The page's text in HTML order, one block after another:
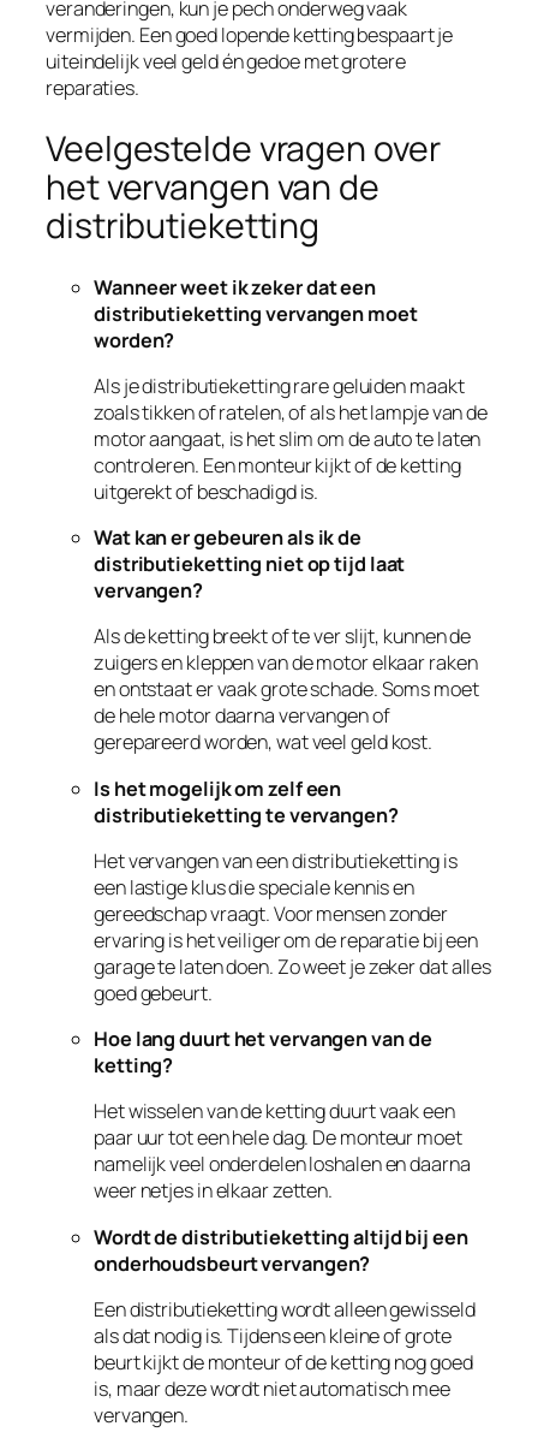
veranderingen, kun je pech onderweg vaak
vermijden. Een goed lopende ketting bespaart je
uiteindelijk veel geld én gedoe met grotere
reparaties.
Veelgestelde vragen over
het vervangen van de
distributieketting
Wanneer weet ik zeker dat een
distributieketting vervangen moet
worden?
Als je distributieketting rare geluiden maakt
zoals tikken of ratelen, of als het lampje van de
motor aangaat, is het slim om de auto te laten
controleren. Een monteur kijkt of de ketting
uitgerekt of beschadigd is.
Wat kan er gebeuren als ik de
distributieketting niet op tijd laat
vervangen?
Als de ketting breekt of te ver slijt, kunnen de
zuigers en kleppen van de motor elkaar raken
en ontstaat er vaak grote schade. Soms moet
de hele motor daarna vervangen of
gerepareerd worden, wat veel geld kost.
Is het mogelijk om zelf een
distributieketting te vervangen?
Het vervangen van een distributieketting is
een lastige klus die speciale kennis en
gereedschap vraagt. Voor mensen zonder
ervaring is het veiliger om de reparatie bij een
garage te laten doen. Zo weet je zeker dat alles
goed gebeurt.
Hoe lang duurt het vervangen van de
ketting?
Het wisselen van de ketting duurt vaak een
paar uur tot een hele dag. De monteur moet
namelijk veel onderdelen loshalen en daarna
weer netjes in elkaar zetten.
Wordt de distributieketting altijd bij een
onderhoudsbeurt vervangen?
Een distributieketting wordt alleen gewisseld
als dat nodig is. Tijdens een kleine of grote
beurt kijkt de monteur of de ketting nog goed
is, maar deze wordt niet automatisch mee
vervangen.